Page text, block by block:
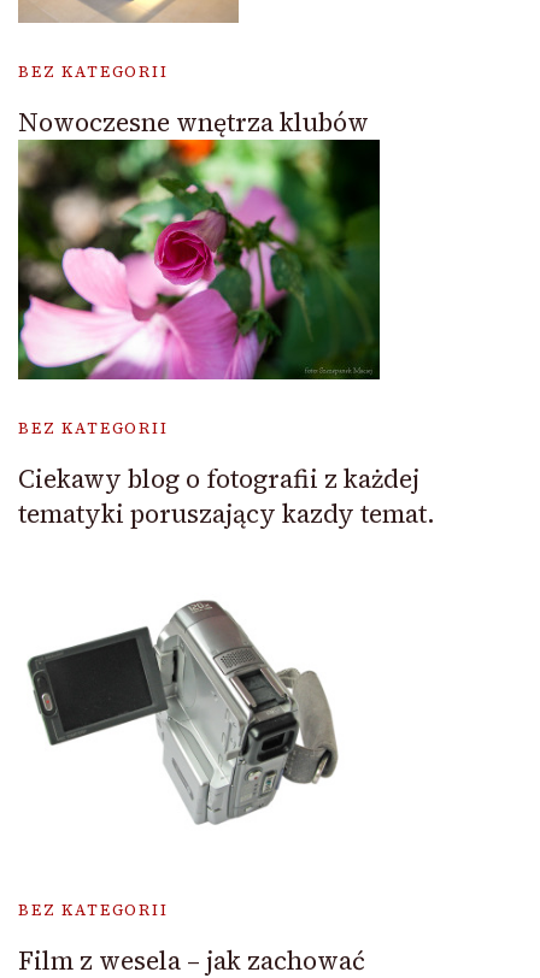
BEZ KATEGORII
Nowoczesne wnętrza klubów
BEZ KATEGORII
Ciekawy blog o fotografii z każdej
tematyki poruszający kazdy temat.
BEZ KATEGORII
Film z wesela – jak zachować